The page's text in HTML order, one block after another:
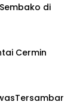
di
Cermin